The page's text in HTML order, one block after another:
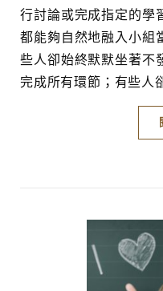
行討論或完成指定的學
都能夠自然地融入小組
些人卻始終默默坐著不
完成所有環節；有些人